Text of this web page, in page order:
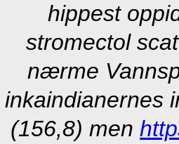
hippest
stromectol
nærme
inkaindianernes
(156,8) men